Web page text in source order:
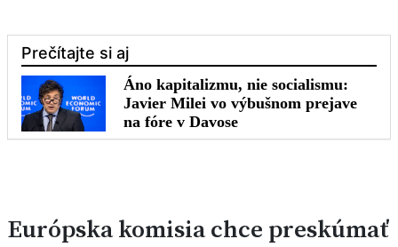
Európska komisia chce preskúmať